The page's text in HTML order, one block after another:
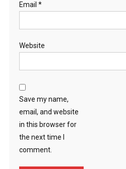
Email *
Website
Save my name,
email, and website
in this browser for
the next time I
comment.